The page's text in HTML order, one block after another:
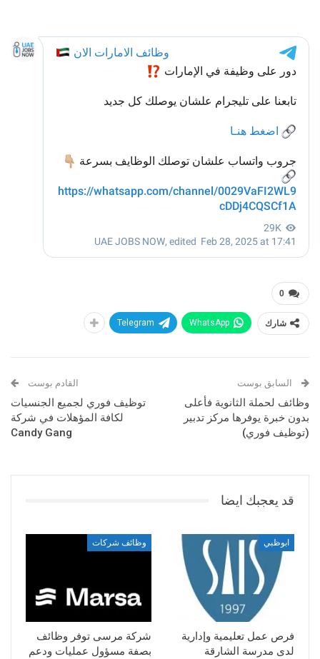
0
شارك WhatsApp
Telegram
السابق بوست
وظائف لحملة الثانوية فأعلى
بدون خبرة يوفرها مركز تدبير
(توظيف فوري)
القادم بوست
توظيف فوري لجميع الجنسيات
لكافة المؤهلات في شركة
Candy Gang
قد يعجبك ايضا
ابوظبي
فرص عمل تعليمية وإدارية
لدى مدرسة الشارقة
وظائف شركات
شركة مرسى توفر وظائف
بصفة مسؤول عمليات ودعم